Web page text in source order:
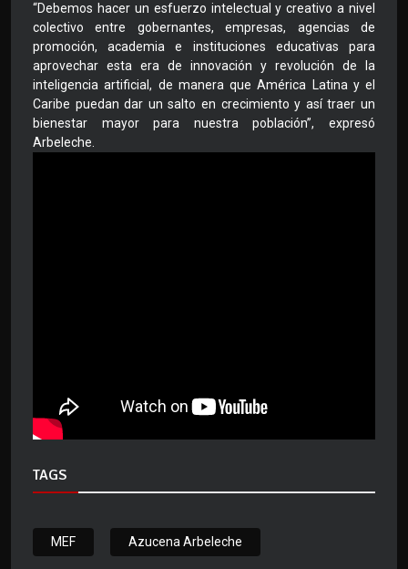
“Debemos hacer un esfuerzo intelectual y creativo a nivel
colectivo entre gobernantes, empresas, agencias de
promoción, academia e instituciones educativas para
aprovechar esta era de innovación y revolución de la
inteligencia artificial, de manera que América Latina y el
Caribe puedan dar un salto en crecimiento y así traer un
bienestar mayor para nuestra población”, expresó
Arbeleche.
TAGS
MEF Azucena Arbeleche